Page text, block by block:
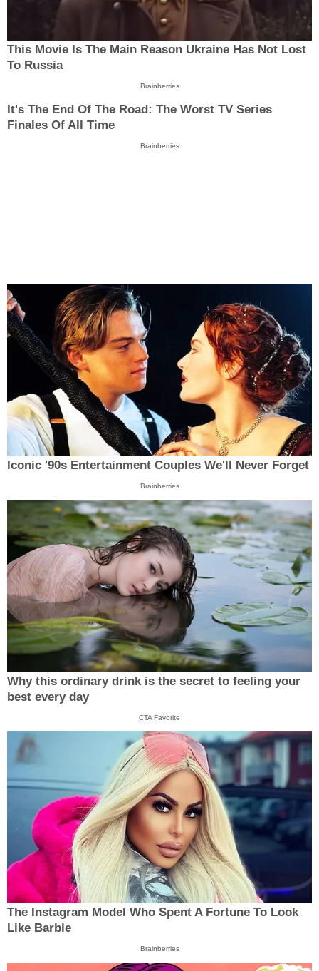
This Movie Is The Main Reason Ukraine Has Not Lost
To Russia
Brainberries
It's The End Of The Road: The Worst TV Series
Finales Of All Time
Brainberries
Iconic '90s Entertainment Couples We'll Never Forget
Brainberries
Why this ordinary drink is the secret to feeling your
best every day
CTA Favorite
The Instagram Model Who Spent A Fortune To Look
Like Barbie
Brainberries